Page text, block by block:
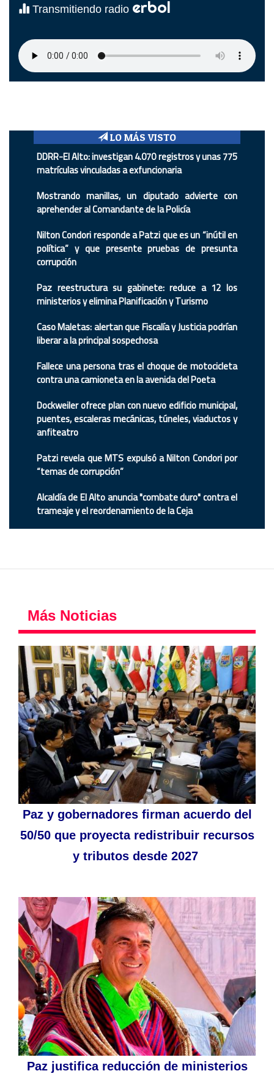
Transmitiendo radio erbol
LO MÁS VISTO
DDRR-El Alto: investigan 4.070 registros y unas 775
matrículas vinculadas a exfuncionaria
Mostrando manillas, un diputado advierte con
aprehender al Comandante de la Policía
Nilton Condori responde a Patzi que es un “inútil en
política” y que presente pruebas de presunta
corrupción
Paz reestructura su gabinete: reduce a 12 los
ministerios y elimina Planificación y Turismo
Caso Maletas: alertan que Fiscalía y Justicia podrían
liberar a la principal sospechosa
Fallece una persona tras el choque de motocicleta
contra una camioneta en la avenida del Poeta
Dockweiler ofrece plan con nuevo edificio municipal,
puentes, escaleras mecánicas, túneles, viaductos y
anfiteatro
Patzi revela que MTS expulsó a Nilton Condori por
“temas de corrupción”
Alcaldía de El Alto anuncia "combate duro" contra el
trameaje y el reordenamiento de la Ceja
Más Noticias
Paz y gobernadores firman acuerdo del
50/50 que proyecta redistribuir recursos
y tributos desde 2027
Paz justifica reducción de ministerios